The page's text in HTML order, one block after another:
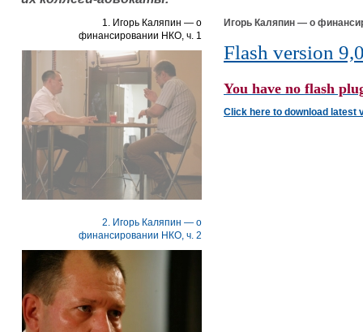
1. Игорь Каляпин — о
финансировании НКО, ч. 1
2. Игорь Каляпин — о
финансировании НКО, ч. 2
Игорь Каляпин — о
Flash version
You have no flash
Click here to download latest